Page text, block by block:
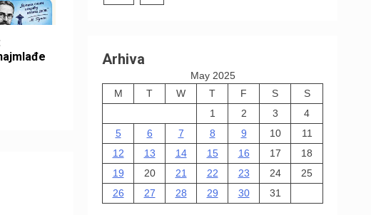
Arhiva
May 2025
M
T W T F S
S
1
2 3
4
5
6 7 8 9 10
11
12
13 14 15 16 17
18
19
20 21 22 23 24
25
26
27 28 29 30 31